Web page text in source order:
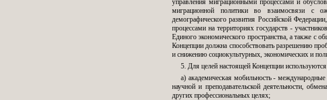
управления миграционными процессами и
миграционной политики во взаимосвязи с
демографического развития Российской
процессами на территориях государств -
Единого экономического пространства, а также с
Концепции должна способствовать разрешению
и снижению социокультурных, экономических и
5. Для целей настоящей Концепции
а) академическая мобильность -
научной и преподавательской деятельности,
других профессиональных целях;